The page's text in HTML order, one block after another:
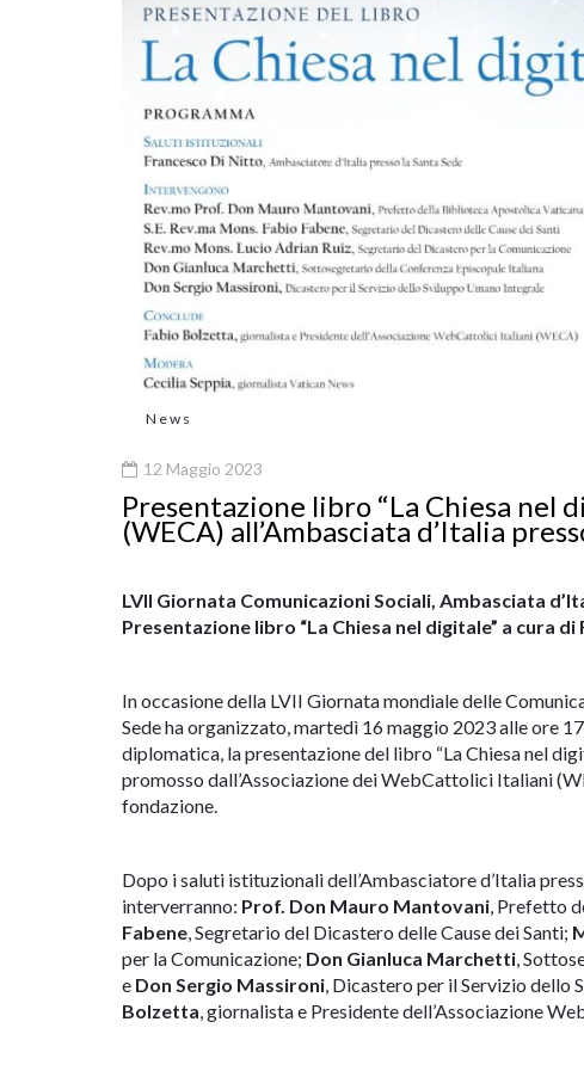
News
12 Maggio 2023
Presentazione libro “La Chiesa nel
(WECA) all’Ambasciata d’Italia
LVII Giornata Comunicazioni Sociali, Ambasciata
Presentazione libro “La Chiesa nel digitale” a cura
In occasione della LVII Giornata mondiale delle
Sede ha organizzato, martedì 16 maggio 2023 alle ore
diplomatica, la presentazione del libro “La Chiesa nel
promosso dall’Associazione dei WebCattolici Italiani
fondazione.
Dopo i saluti istituzionali dell’Ambasciatore d’Italia
interverranno: Prof. Don Mauro Mantovani , Prefetto
Fabene , Segretario del Dicastero delle Cause dei Santi;
per la Comunicazione; Don Gianluca Marchetti ,
e Don Sergio Massironi , Dicastero per il Servizio dello
Bolzetta , giornalista e Presidente dell’Associazione